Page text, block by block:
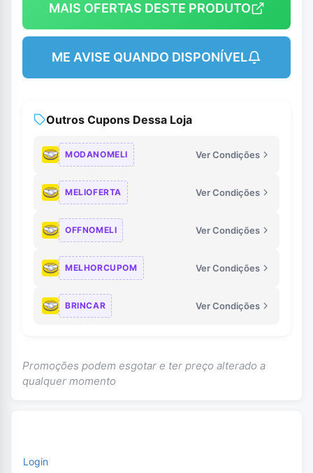
MAIS OFERTAS DESTE PRODUTO
ME AVISE QUANDO DISPONÍVEL
Outros Cupons Dessa Loja
MODANOMELI Ver Condições
MELIOFERTA Ver Condições
OFFNOMELI Ver Condições
MELHORCUPOM Ver Condições
BRINCAR Ver Condições
Promoções podem esgotar e ter preço alterado a
qualquer momento
Login